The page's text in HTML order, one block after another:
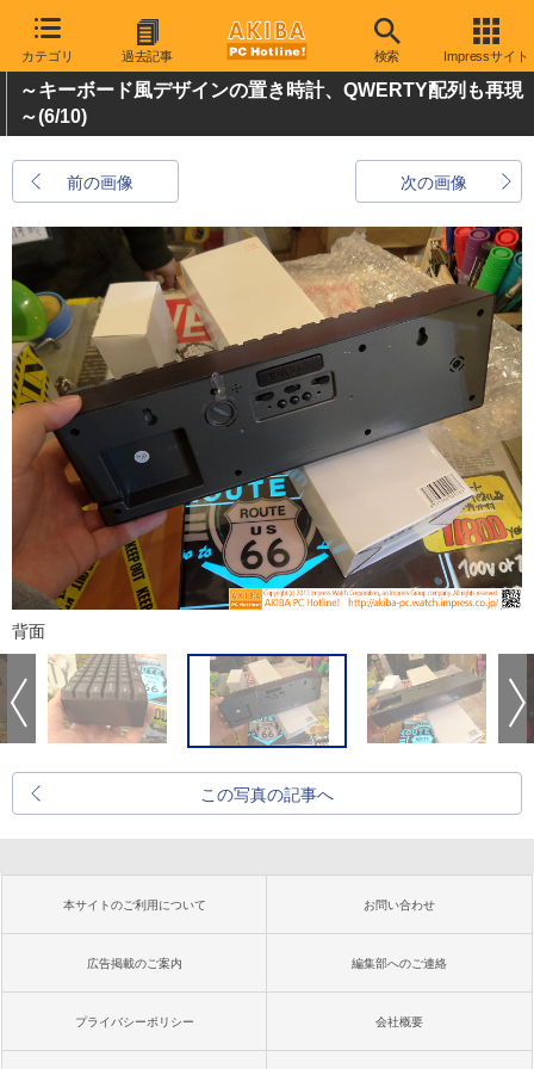
カテゴリ 過去記事 検索 Impressサイト
～キーボード風デザインの置き時計、QWERTY配列も再現
～(6/10)
前の画像 次の画像
背面
この写真の記事へ
本サイトのご利用について お問い合わせ
広告掲載のご案内 編集部へのご連絡
プライバシーポリシー 会社概要